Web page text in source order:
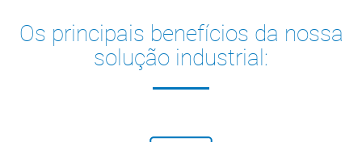
Os principais benefícios da nossa
solução industrial: